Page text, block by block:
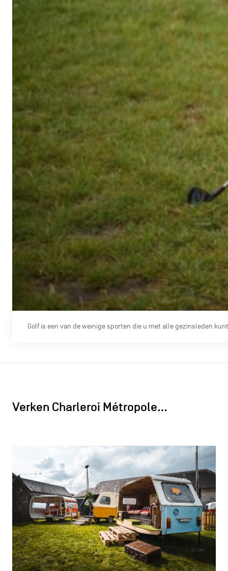
Golf is een van de weinige sporten die u met alle gezinsleden
Verken Charleroi Métropole…